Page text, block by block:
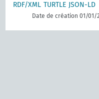
RDF/XML TURTLE JSON-LD
Date de création 01/